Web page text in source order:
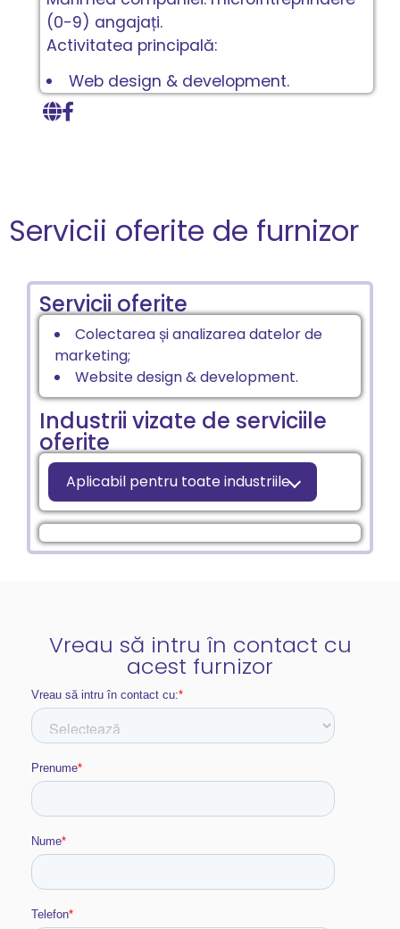
(0-9) angajați.
Activitatea principală:
Web design & development.
Servicii oferite de furnizor
Servicii oferite
Colectarea și analizarea datelor de
marketing;
Website design & development.
Industrii vizate de serviciile
oferite
Aplicabil pentru toate industriile
Vreau să intru în contact cu
acest furnizor​